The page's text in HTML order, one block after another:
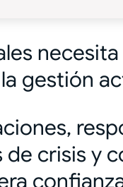
gestión
crisis y